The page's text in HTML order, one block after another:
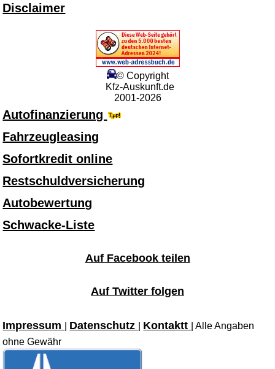
Disclaimer
© Copyright
Kfz-Auskunft.de
2001-2026
Autofinanzierung
Fahrzeugleasing
Sofortkredit online
Restschuldversicherung
Autobewertung
Schwacke-Liste
Auf Facebook teilen
Auf Twitter folgen
Impressum Datenschutz Kontaktt
| Alle Angaben
ohne Gewähr